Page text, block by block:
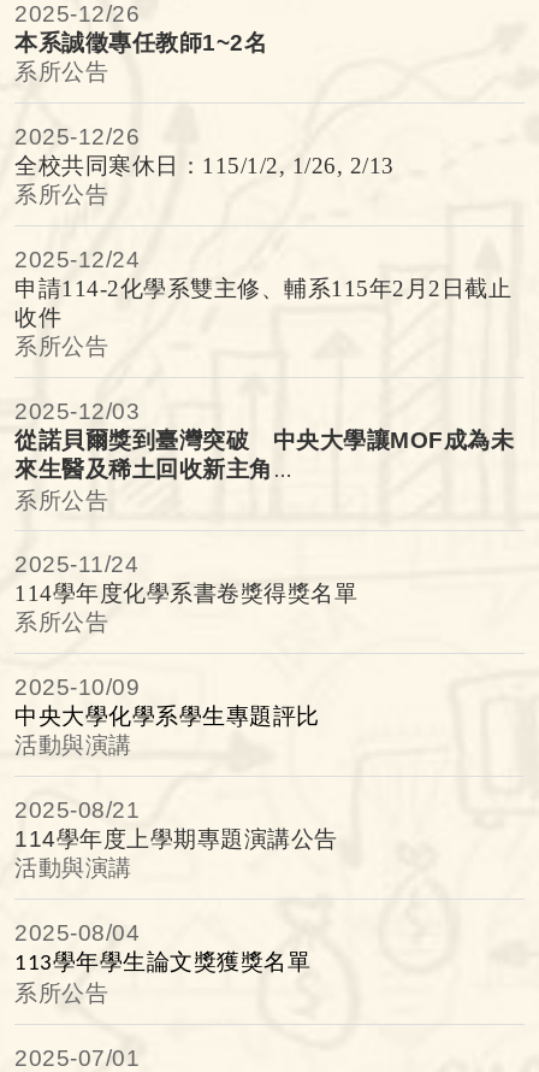
2025-12/26
本系誠徵專任教師1~2名
系所公告
2025-12/26
全校共同寒休日：115/1/2, 1/26, 2/13
系所公告
2025-12/24
申請114-2化學系雙主修、輔系115年2月2日截止
收件
系所公告
2025-12/03
從諾貝爾獎到臺灣突破 中央大學讓MOF成為未
來生醫及稀土回收新主角
NCU Positions MOFs as the Next Key Materials for
Biomedicine and Rare-Earth Recycling
系所公告
2025-11/24
114學年度化學系書卷獎得獎名單
系所公告
2025-10/09
中央大學化學系學生專題評比
活動與演講
2025-08/21
114學年度上學期專題演講公告
活動與演講
2025-08/04
113學年學生論文獎獲獎名單
系所公告
2025-07/01